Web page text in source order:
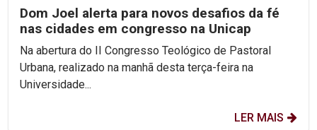
Dom Joel alerta para novos desafios da fé
nas cidades em congresso na Unicap
Na abertura do II Congresso Teológico de Pastoral
Urbana, realizado na manhã desta terça-feira na
Universidade...
LER MAIS